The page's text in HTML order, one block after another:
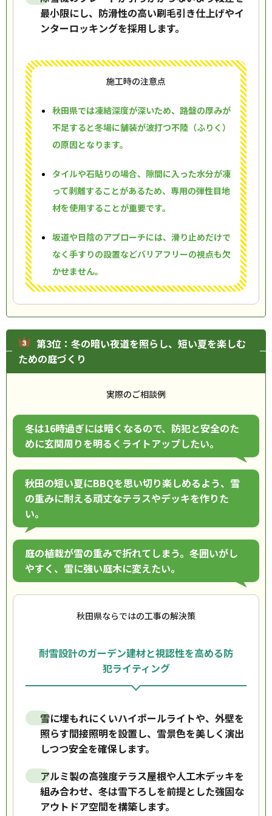
最小限にし、防滑性の高い刷毛引き仕上げやイ
ンターロッキングを採用します。
施工時の注意点
秋田県では凍結深度が深いため、路盤の厚みが
不足すると冬場に舗装が波打つ不陸（ふりく）
の原因となります。
タイルや石貼りの場合、隙間に入った水分が凍
って剥離することがあるため、専用の弾性目地
材を使用することが重要です。
坂道や日陰のアプローチには、滑り止めだけで
なく手すりの設置などバリアフリーの視点も欠
かせません。
第3位：冬の暗い夜道を照らし、短い夏を楽しむ
ための庭づくり
実際のご相談例
冬は16時過ぎには暗くなるので、防犯と安全のた
めに玄関周りを明るくライトアップしたい。
秋田の短い夏にBBQを思い切り楽しめるよう、雪
の重みに耐える頑丈なテラスやデッキを作りた
い。
庭の植栽が雪の重みで折れてしまう。冬囲いがし
やすく、雪に強い庭木に変えたい。
秋田県ならではの工事の解決策
耐雪設計のガーデン建材と視認性を高める防
犯ライティング
雪に埋もれにくいハイポールライトや、外壁を
照らす間接照明を設置し、雪景色を美しく演出
しつつ安全を確保します。
アルミ製の高強度テラス屋根や人工木デッキを
組み合わせ、冬は雪下ろしを前提とした強固な
アウトドア空間を構築します。